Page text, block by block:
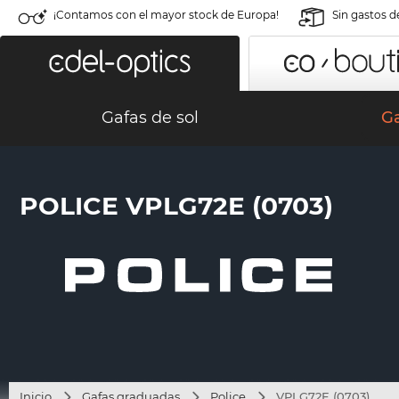
¡Contamos con el mayor stock de Europa! Sin gastos
Gafas de sol
POLICE VPLG72E (0703)